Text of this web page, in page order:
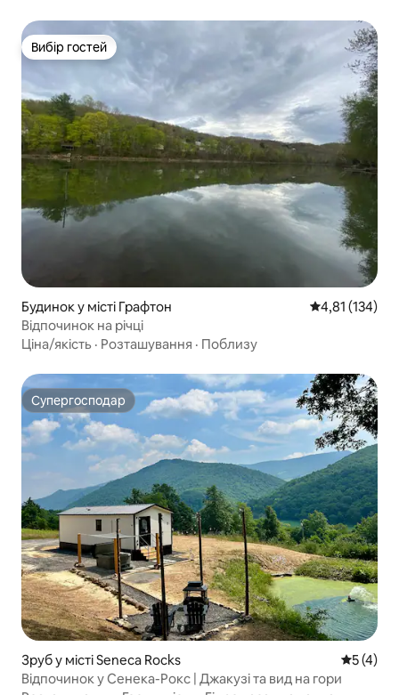
Вибір гостей
Вибір гостей
Будинок у місті Графтон Середня
4,81 (134)
Відпочинок на річці
Ціна/якість · Розташування · Поблизу
Супергосподар
Супергосподар
Зруб у місті Seneca Rocks Середня
5 (4)
Відпочинок у Сенека-Рокс | Джакузі та вид на гори